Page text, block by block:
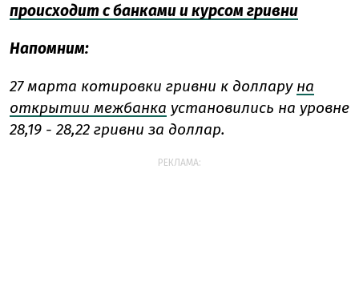
происходит с банками и курсом гривни
Напомним:
27 марта котировки гривни к доллару на
открытии межбанка установились на уровне
28,19 - 28,22 гривни за доллар.
РЕКЛАМА: